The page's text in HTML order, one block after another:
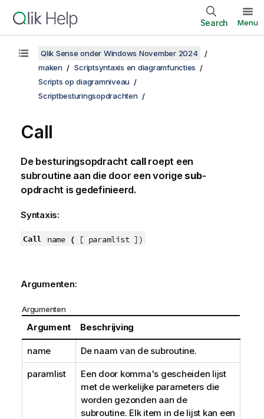
Search Menu
Qlik Sense onder Windows November 2024
maken
Scriptsyntaxis en diagramfuncties
Scripts op diagramniveau
Scriptbesturingsopdrachten
Call
De besturingsopdracht callroept een
subroutine aan die door een vorige sub-
opdracht is gedefinieerd.
Syntaxis:
Call name ( [ paramlist ] )
Argumenten:
Argumenten
Argument Beschrijving
name De naam van de subroutine.
paramlist
Een door komma's gescheiden lijst
met de werkelijke parameters die
worden gezonden aan de
subroutine. Elk item in de lijst kan een